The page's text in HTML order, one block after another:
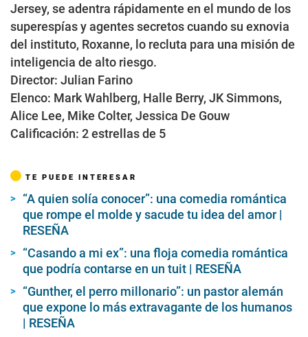
Jersey, se adentra rápidamente en el mundo de los
superespías y agentes secretos cuando su exnovia
del instituto, Roxanne, lo recluta para una misión de
inteligencia de alto riesgo.
Director: Julian Farino
Elenco: Mark Wahlberg, Halle Berry, JK Simmons,
Alice Lee, Mike Colter, Jessica De Gouw
Calificación: 2 estrellas de 5
TE PUEDE INTERESAR
“A quien solía conocer”: una comedia romántica
que rompe el molde y sacude tu idea del amor |
RESEÑA
“Casando a mi ex”: una floja comedia romántica
que podría contarse en un tuit | RESEÑA
“Gunther, el perro millonario”: un pastor alemán
que expone lo más extravagante de los humanos
| RESEÑA